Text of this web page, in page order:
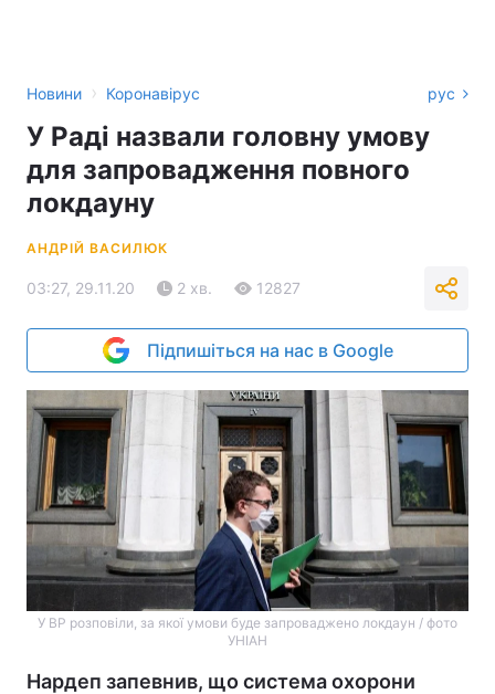
Новини › Коронавірус рус
У Раді назвали головну умову
для запровадження повного
локдауну
АНДРІЙ ВАСИЛЮК
03:27, 29.11.20 2 хв. 12827
Підпишіться на нас в Google
У ВР розповіли, за якої умови буде запроваджено локдаун / фото
УНІАН
Нардеп запевнив, що система охорони